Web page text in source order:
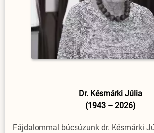
Dr. Késmárki Júlia
(1943 – 2026)
Fájdalommal búcsúzunk dr. Késmárki